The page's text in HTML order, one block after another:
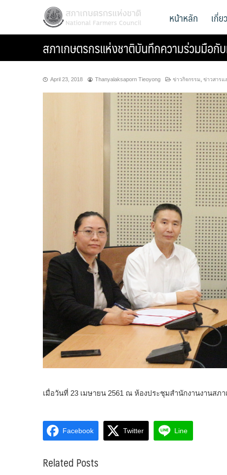
สภาเกษตรกรแห่งชาติ
National Farmers Council หน้าหลัก เกี่
สภาเกษตรกรแห่งชาติบันทึกความร่วมมือกั
April 23, 2018 Thanyalaksaporn Tieoyong ข่าวกิจกรรม ข่าวสารแ
เมื่อวันที่ 23 เมษายน 2561 ณ ห้องประชุมสำนักงานงานส
Facebook Twitter Line
Related Posts